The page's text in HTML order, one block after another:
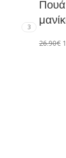
3
26.90€